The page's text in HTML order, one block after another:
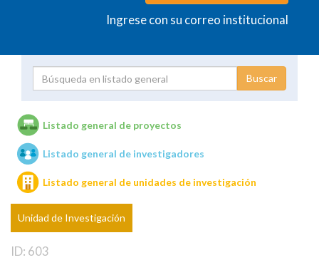
Ingrese con su correo institucional
Unidades de investigación
Listado general de proyectos
Listado general de investigadores
Listado general de unidades de investigación
Unidad de Investigación
ID: 603